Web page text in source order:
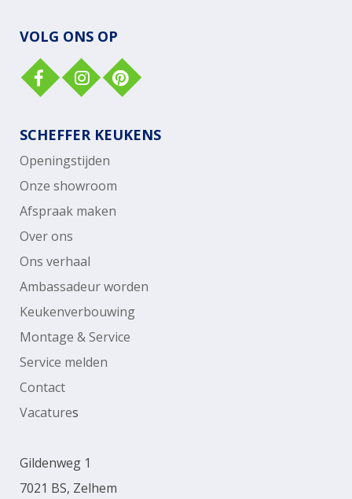
VOLG ONS OP
SCHEFFER KEUKENS
Openingstijden
Onze showroom
Afspraak maken
Over ons
Ons verhaal
Ambassadeur worden
Keukenverbouwing
Montage & Service
Service melden
Contact
Vacatures
Gildenweg 1
7021 BS, Zelhem